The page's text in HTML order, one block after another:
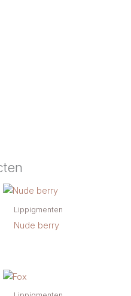
Lippigmenten
Nude berry